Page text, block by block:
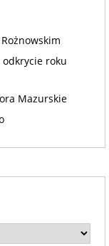
roku
Mazurskie